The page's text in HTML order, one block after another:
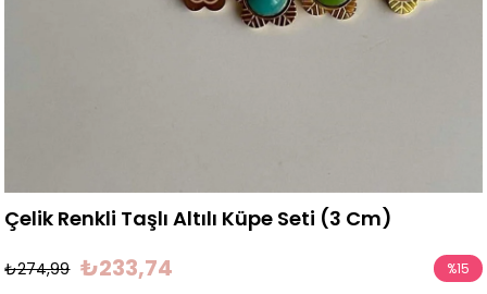
Çelik Renkli Taşlı Altılı Küpe Seti (3 Cm)
₺274,99 ₺233,74 %15